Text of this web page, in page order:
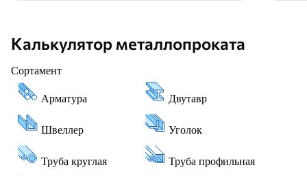
Калькулятор металлопроката